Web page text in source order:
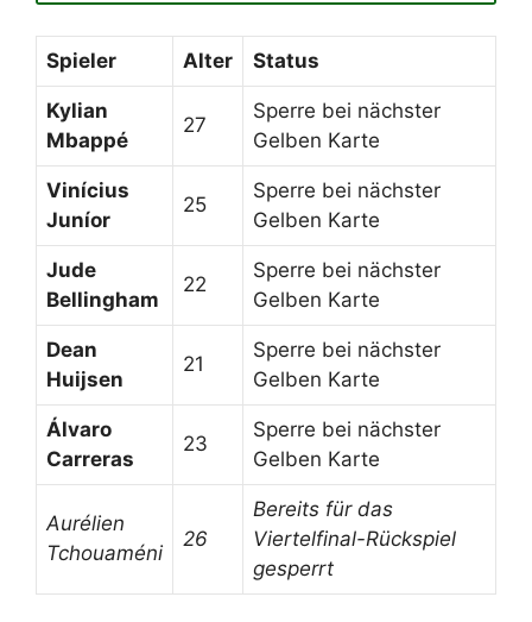
Spieler Alter Status
Kylian
Mbappé
27
Sperre bei nächster
Gelben Karte
Vinícius
Juníor
25
Sperre bei nächster
Gelben Karte
Jude
Bellingham
22
Sperre bei nächster
Gelben Karte
Dean
Huijsen
21
Sperre bei nächster
Gelben Karte
Álvaro
Carreras
23
Sperre bei nächster
Gelben Karte
Aurélien
Tchouaméni
26
Bereits für das
Viertelfinal-Rückspiel
gesperrt